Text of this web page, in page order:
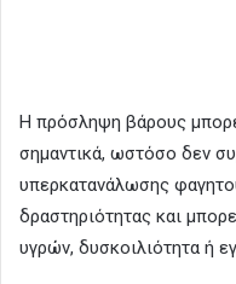
H πρόσληψη βάρους
σημαντικά, ωστόσο δεν
υπερκατανάλωσης
δραστηριότητας και
υγρών, δυσκοιλιότητα ή